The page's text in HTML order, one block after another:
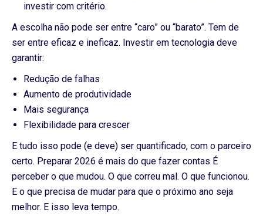
investir com critério.
A escolha não pode ser entre “caro” ou “barato”. Tem de
ser entre eficaz e ineficaz. Investir em tecnologia deve
garantir:
Redução de falhas
Aumento de produtividade
Mais segurança
Flexibilidade para crescer
E tudo isso pode (e deve) ser quantificado, com o parceiro
certo. Preparar 2026 é mais do que fazer contas É
perceber o que mudou. O que correu mal. O que funcionou.
E o que precisa de mudar para que o próximo ano seja
melhor. E isso leva tempo.